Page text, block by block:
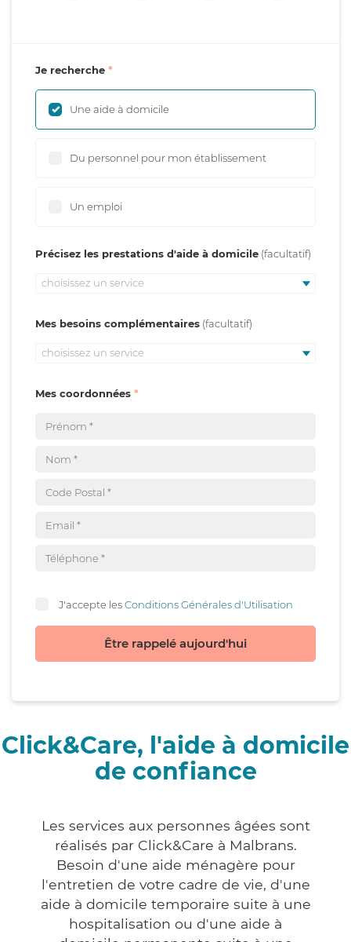
Je recherche
Une aide à domicile
Du personnel pour mon établissement
Un emploi
Précisez les prestations d'aide à domicile
choisissez un service
Mes besoins complémentaires
choisissez un service
Mes coordonnées
J'accepte lesConditions Générales d'Utilisation
Être rappelé aujourd'hui
Click&Care, l'aide à domicile
de confiance
Les services aux personnes âgées sont
réalisés par Click&Care à Malbrans.
Besoin d'une aide ménagère pour
l'entretien de votre cadre de vie, d'une
aide à domicile temporaire suite à une
hospitalisation ou d'une aide à